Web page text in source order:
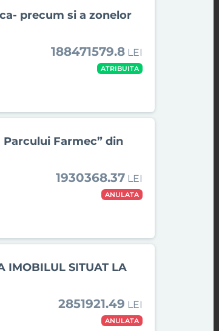
precum si a zonelor
188471579.8LEI
ATRIBUITA
Farmec” din
1930368.37LEI
ANULATA
IMOBILUL SITUAT LA
2851921.49 LEI
ANULATA